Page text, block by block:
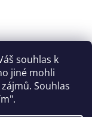
souhlas k
jiné mohli
Souhlas